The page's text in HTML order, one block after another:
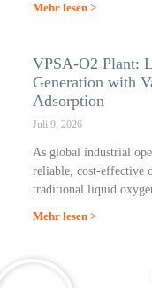
Mehr lesen >
VPSA-O2 Plant:
Generation with
Adsorption
Juli 9, 2026
As global industrial
reliable, cost-effective
traditional liquid
Mehr lesen >